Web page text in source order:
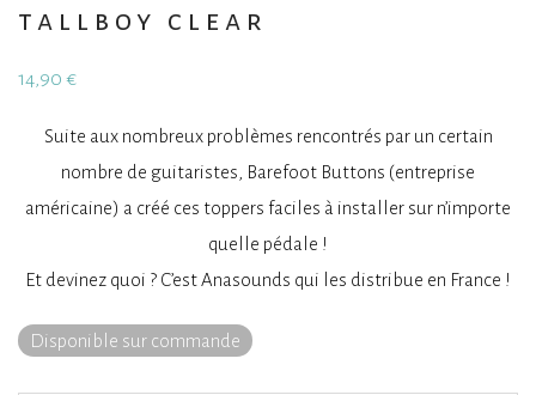
tallboy clear
14,90 €
Suite aux nombreux problèmes rencontrés par un certain
nombre de guitaristes, Barefoot Buttons (entreprise
américaine) a créé ces toppers faciles à installer sur n’importe
quelle pédale !
Et devinez quoi ? C’est Anasounds qui les distribue en France !
Disponible sur commande